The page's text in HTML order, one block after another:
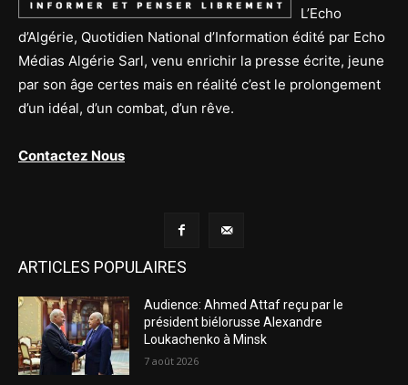
L’Echo
d’Algérie, Quotidien National d’Information édité par Echo
Médias Algérie Sarl, venu enrichir la presse écrite, jeune
par son âge certes mais en réalité c’est le prolongement
d’un idéal, d’un combat, d’un rêve.
Contactez Nous
ARTICLES POPULAIRES
Audience: Ahmed Attaf reçu par le
président biélorusse Alexandre
Loukachenko à Minsk
7 août 2026